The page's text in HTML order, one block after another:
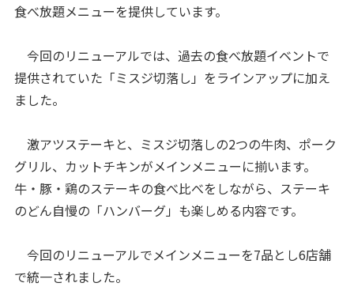
食べ放題メニューを提供しています。
今回のリニューアルでは、過去の食べ放題イベントで
提供されていた「ミスジ切落し」をラインアップに加え
ました。
激アツステーキと、ミスジ切落しの2つの牛肉、ポーク
グリル、カットチキンがメインメニューに揃います。
牛・豚・鶏のステーキの食べ比べをしながら、ステーキ
のどん自慢の「ハンバーグ」も楽しめる内容です。
今回のリニューアルでメインメニューを7品とし6店舗
で統一されました。